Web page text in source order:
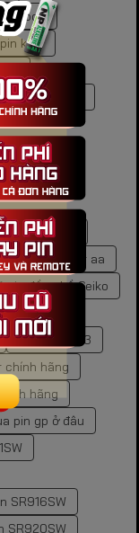
carbon
kẽm
tra cứu mã pin
pin aaa
pin energizer aa
pin đồng hồ Seiko
hãng
mua pin AG3
chính hãng
hãng
pin gp ở đâu
SR916SW
SR920SW